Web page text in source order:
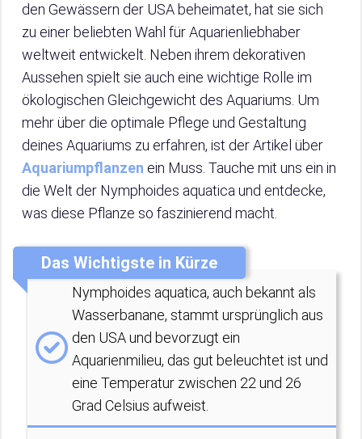
den Gewässern der USA beheimatet, hat sie sich
zu einer beliebten Wahl für Aquarienliebhaber
weltweit entwickelt. Neben ihrem dekorativen
Aussehen spielt sie auch eine wichtige Rolle im
ökologischen Gleichgewicht des Aquariums. Um
mehr über die optimale Pflege und Gestaltung
deines Aquariums zu erfahren, ist der Artikel über
Aquariumpflanzen ein Muss. Tauche mit uns ein in
die Welt der Nymphoides aquatica und entdecke,
was diese Pflanze so faszinierend macht.
Das Wichtigste in Kürze
Nymphoides aquatica, auch bekannt als
Wasserbanane, stammt ursprünglich aus
den USA und bevorzugt ein
Aquarienmilieu, das gut beleuchtet ist und
eine Temperatur zwischen 22 und 26
Grad Celsius aufweist.